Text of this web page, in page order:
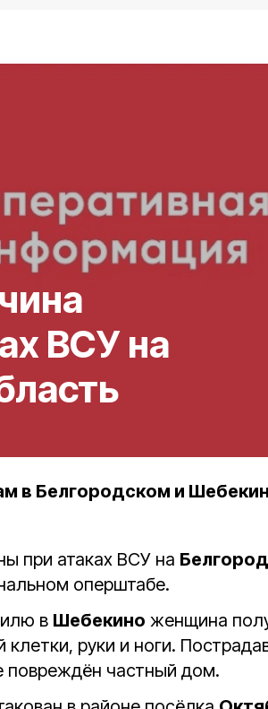
ВСУ на
в Белгородском и
при атаках ВСУ на
оперштабе.
в Шебекино женщина
клетки, руки и ноги.
повреждён частный дом.